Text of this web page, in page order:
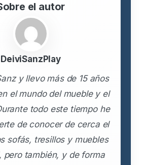
el autor
DeiviSanzPlay
y llevo más de 15 años
el mundo del mueble y el
todo este tiempo he
de conocer de cerca el
sofás, tresillos y muebles
pero también, y de forma